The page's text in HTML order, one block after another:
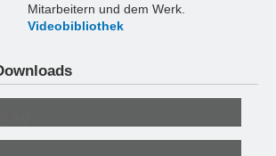
Mitarbeitern und dem Werk.
Videobibliothek